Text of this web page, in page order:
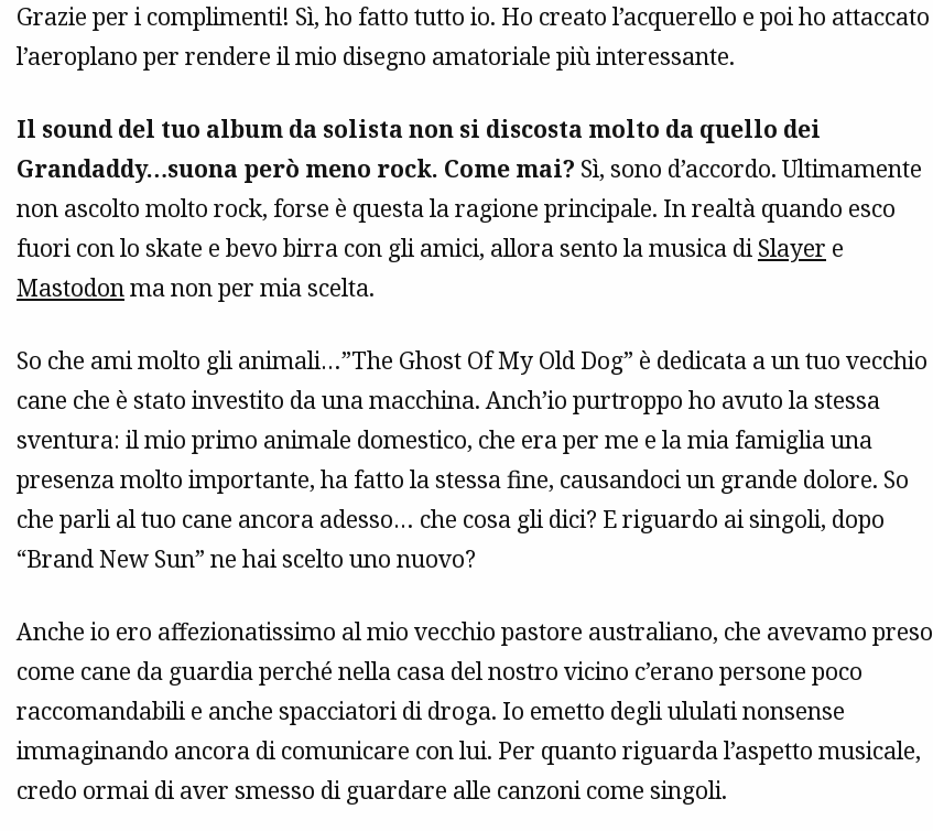
Grazie per i complimenti! Sì, ho fatto tutto io. Ho creato l’acquerello e poi ho attaccato
l’aeroplano per rendere il mio disegno amatoriale più interessante.
Il sound del tuo album da solista non si discosta molto da quello dei
Grandaddy…suona però meno rock. Come mai? Sì, sono d’accordo. Ultimamente
non ascolto molto rock, forse è questa la ragione principale. In realtà quando esco
fuori con lo skate e bevo birra con gli amici, allora sento la musica di Slayer e
Mastodonma non per mia scelta.
So che ami molto gli animali…”The Ghost Of My Old Dog” è dedicata a un tuo vecchio
cane che è stato investito da una macchina. Anch’io purtroppo ho avuto la stessa
sventura: il mio primo animale domestico, che era per me e la mia famiglia una
presenza molto importante, ha fatto la stessa fine, causandoci un grande dolore. So
che parli al tuo cane ancora adesso… che cosa gli dici? E riguardo ai singoli, dopo
“Brand New Sun” ne hai scelto uno nuovo?
Anche io ero affezionatissimo al mio vecchio pastore australiano, che avevamo preso
come cane da guardia perché nella casa del nostro vicino c’erano persone poco
raccomandabili e anche spacciatori di droga. Io emetto degli ululati nonsense
immaginando ancora di comunicare con lui. Per quanto riguarda l’aspetto musicale,
credo ormai di aver smesso di guardare alle canzoni come singoli.